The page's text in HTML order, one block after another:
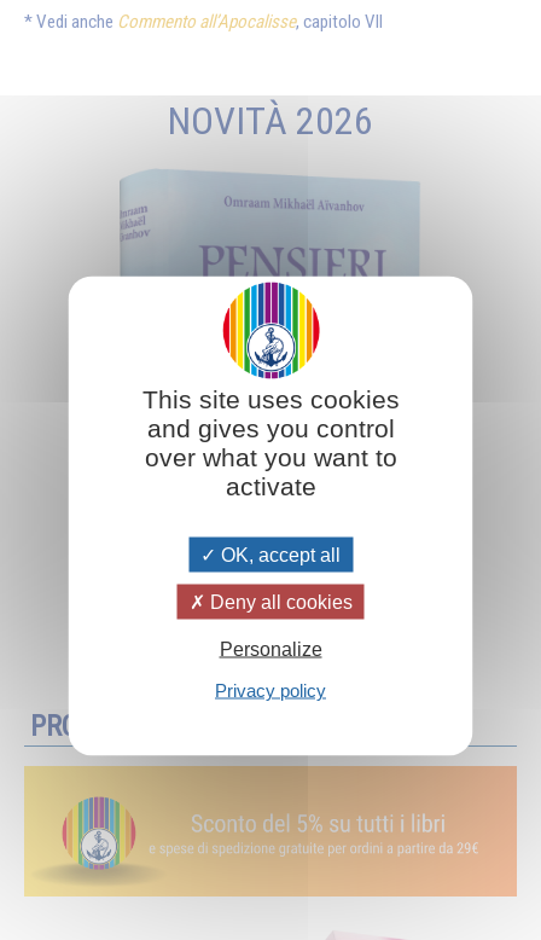
Vedi anche Commento all’Apocalisse, capitolo VII
NOVITÀ 2026
Aggiungi al carrello
PROMOZIONI
This site uses cookies
and gives you control
over what you want to
activate
OK, accept all
Deny all cookies
Personalize
Privacy policy